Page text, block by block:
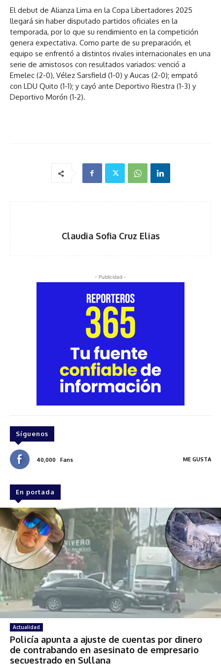
El debut de Alianza Lima en la Copa Libertadores 2025
llegará sin haber disputado partidos oficiales en la
temporada, por lo que su rendimiento en la competición
genera expectativa. Como parte de su preparación, el
equipo se enfrentó a distintos rivales internacionales en una
serie de amistosos con resultados variados: venció a
Emelec (2-0), Vélez Sarsfield (1-0) y Aucas (2-0); empató
con LDU Quito (1-1); y cayó ante Deportivo Riestra (1-3) y
Deportivo Morón (1-2).
Claudia Sofia Cruz Elias
- Publicidad -
Síguenos
40,000 Fans ME GUSTA
En portada
Actualidad
Policía apunta a ajuste de cuentas por dinero
de contrabando en asesinato de empresario
secuestrado en Sullana